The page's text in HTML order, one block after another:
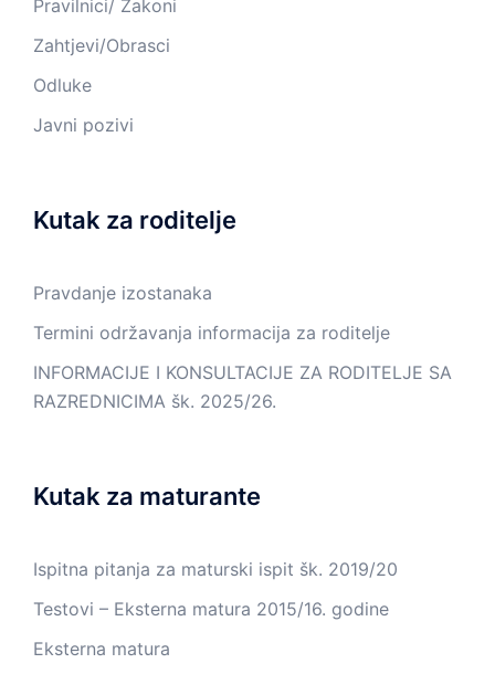
Pravilnici/ Zakoni
Zahtjevi/Obrasci
Odluke
Javni pozivi
Kutak za roditelje
Pravdanje izostanaka
Termini održavanja informacija za roditelje
INFORMACIJE I KONSULTACIJE ZA RODITELJE SA
RAZREDNICIMA šk. 2025/26.
Kutak za maturante
Ispitna pitanja za maturski ispit šk. 2019/20
Testovi – Eksterna matura 2015/16. godine
Eksterna matura